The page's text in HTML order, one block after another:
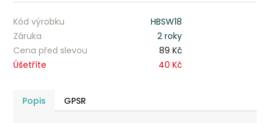
Kód výrobku
HBSW18
Záruka
2 roky
Cena před slevou
89 Kč
Úšetříte
40 Kč
Popis GPSR